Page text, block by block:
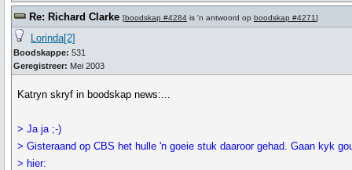
Re: Richard Clarke [boodskap #4284 is 'n antwoord op boodskap #4271]
Lorinda[2]
Boodskappe: 531
Geregistreer: Mei 2003
Katryn skryf in boodskap news:...
> Ja ja ;-)
> Gisteraand op CBS het hulle 'n goeie stuk daaroor gehad. Gaan kyk
> hier: